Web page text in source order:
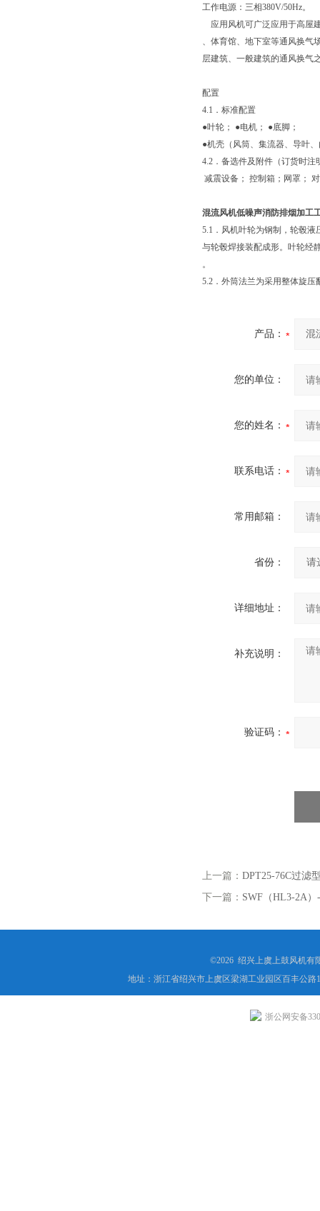
工作电源：三相380V/50Hz。
应用风机可广泛应用于高屋
、体育馆、地下室等通风换气
层建筑、一般建筑的通风换气
配置
4.1．标准配置
●叶轮； ●电机； ●底脚；
●机壳（风筒、集流器、导叶
4.2．备选件及附件（订货时注
减震设备； 控制箱；网罩；
混流风机低噪声消防排烟加工
5.1．风机叶轮为钢制，轮毂
与轮毂焊接装配成形。叶轮经
。
5.2．外筒法兰为采用整体旋
产品：
您的单位：
您的姓名：
联系电话：
常用邮箱：
省份：
详细地址：
补充说明：
验证码：
上一篇： DPT25-76C过滤
下一篇： SWF（HL3-2A
©2026 绍兴上虞上鼓风机有
地址：浙江省绍兴市上虞区梁湖工业园区百丰公路
浙公网安备